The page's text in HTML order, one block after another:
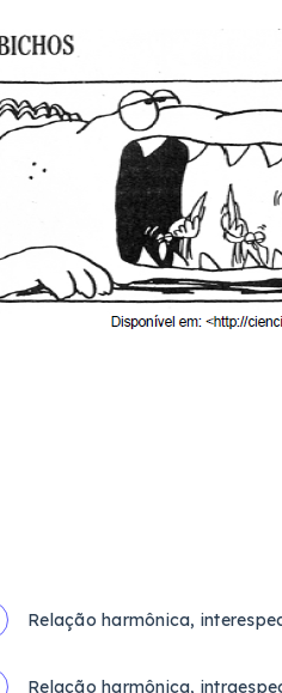
Relação harmônica,
Relação harmônica,